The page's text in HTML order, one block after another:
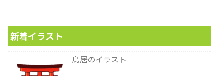
新着イラスト
鳥居のイラスト